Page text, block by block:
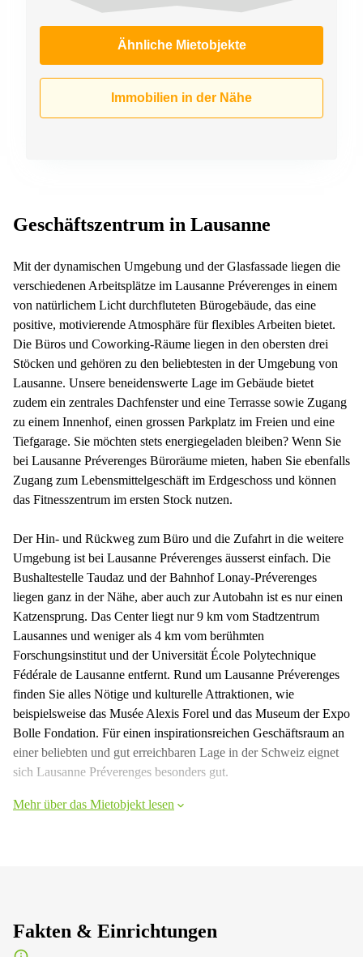
Ähnliche Mietobjekte
Immobilien in der Nähe
Geschäftszentrum in Lausanne
Mit der dynamischen Umgebung und der Glasfassade liegen die
verschiedenen Arbeitsplätze im Lausanne Préverenges in einem
von natürlichem Licht durchfluteten Bürogebäude, das eine
positive, motivierende Atmosphäre für flexibles Arbeiten bietet.
Die Büros und Coworking-Räume liegen in den obersten drei
Stöcken und gehören zu den beliebtesten in der Umgebung von
Lausanne. Unsere beneidenswerte Lage im Gebäude bietet
zudem ein zentrales Dachfenster und eine Terrasse sowie Zugang
zu einem Innenhof, einen grossen Parkplatz im Freien und eine
Tiefgarage. Sie möchten stets energiegeladen bleiben? Wenn Sie
bei Lausanne Préverenges Büroräume mieten, haben Sie ebenfalls
Zugang zum Lebensmittelgeschäft im Erdgeschoss und können
das Fitnesszentrum im ersten Stock nutzen.
Der Hin- und Rückweg zum Büro und die Zufahrt in die weitere
Umgebung ist bei Lausanne Préverenges äusserst einfach. Die
Bushaltestelle Taudaz und der Bahnhof Lonay-Préverenges
liegen ganz in der Nähe, aber auch zur Autobahn ist es nur einen
Katzensprung. Das Center liegt nur 9 km vom Stadtzentrum
Lausannes und weniger als 4 km vom berühmten
Forschungsinstitut und der Universität École Polytechnique
Fédérale de Lausanne entfernt. Rund um Lausanne Préverenges
finden Sie alles Nötige und kulturelle Attraktionen, wie
beispielsweise das Musée Alexis Forel und das Museum der Expo
Bolle Fondation. Für einen inspirationsreichen Geschäftsraum an
einer beliebten und gut erreichbaren Lage in der Schweiz eignet
sich Lausanne Préverenges besonders gut.
Mehr über das Mietobjekt lesen
Fakten & Einrichtungen